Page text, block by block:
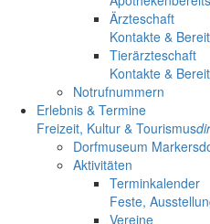
Ärzteschaft
Kontakte &
Tierärzteschaft
Kontakte &
Notrufnummern
Erlebnis & Termine
Freizeit, Kultur & Tourismus
Dorfmuseum
Aktivitäten
Terminkalender
Feste,
Vereine